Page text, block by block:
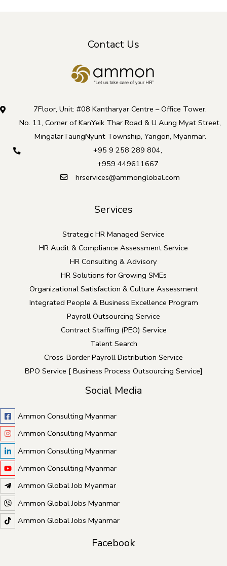
Contact Us
7Floor, Unit: #08 Kantharyar Centre – Office Tower.
No. 11, Corner of KanYeik Thar Road & U Aung Myat Street,
MingalarTaungNyunt Township, Yangon, Myanmar.
+95 9 258 289 804,
+959 449611667
hrservices@ammonglobal.com
Services
Strategic HR Managed Service
HR Audit & Compliance Assessment Service
HR Consulting & Advisory
HR Solutions for Growing SMEs
Organizational Satisfaction & Culture Assessment
Integrated People & Business Excellence Program
Payroll Outsourcing Service
Contract Staffing (PEO) Service
Talent Search
Cross-Border Payroll Distribution Service
BPO Service [ Business Process Outsourcing Service]
Social Media
Ammon Consulting Myanmar
Ammon Consulting Myanmar
Ammon Consulting Myanmar
Ammon Consulting Myanmar
Ammon Global Job Myanmar
Ammon Global Jobs Myanmar
Ammon Global Jobs Myanmar
Facebook